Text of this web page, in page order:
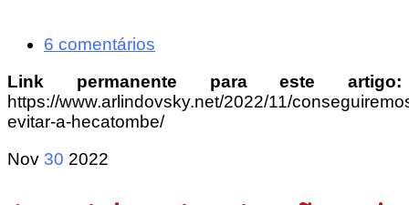
6 comentários
Link permanente para este artigo:
https://www.arlindovsky.net/2022/11/
evitar-a-hecatombe/
Nov 30 2022